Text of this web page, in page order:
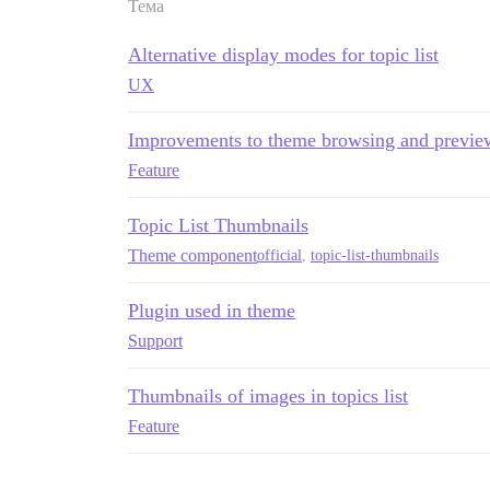
Тема
Alternative display modes for topic list
UX
Improvements to theme browsing and
Feature
Topic List Thumbnails
Theme componentofficial, topic-list-thumbnails
Plugin used in theme
Support
Thumbnails of images in topics list
Feature